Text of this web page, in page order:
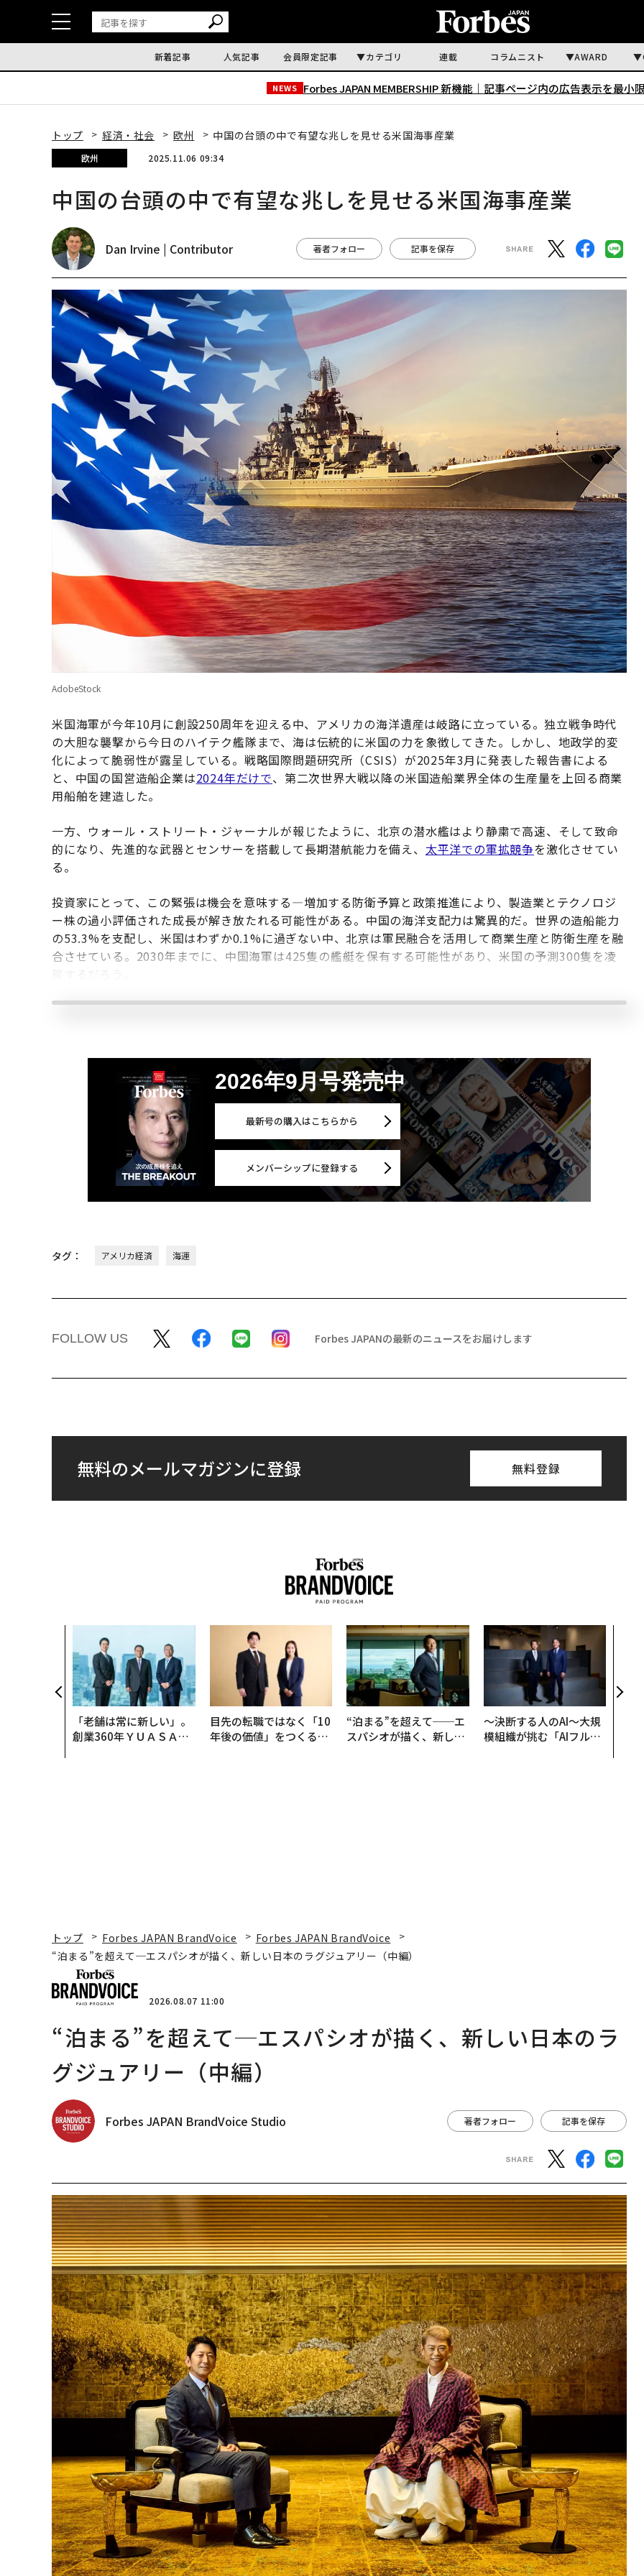
新着記事 人気記事 会員限定記事 カテゴリ 連載 コラムニスト AWARD
NEWS Forbes JAPAN MEMBERSHIP 新機能｜ 記事ページ内の広告表示を最小
トップ 経済・社会 欧州 中国の台頭の中で有望な兆しを見せる米国海事産業
欧州 2025.11.06 09:34
中国の台頭の中で有望な兆しを見せる米国海事産業
Dan Irvine | Contributor 著者フォロー 記事を保存
AdobeStock
米国海軍が今年10月に創設250周年を迎える中、アメリカの海洋遺産は岐路に立っている。独立戦争時代
の大胆な襲撃から今日のハイテク艦隊まで、海は伝統的に米国の力を象徴してきた。しかし、地政学的変
化によって脆弱性が露呈している。戦略国際問題研究所（CSIS）が2025年3月に発表した報告書による
と、中国の国営造船企業は2024年だけで、第二次世界大戦以降の米国造船業界全体の生産量を上回る商業
用船舶を建造した。
一方、ウォール・ストリート・ジャーナルが報じたように、北京の潜水艦はより静粛で高速、そして致命
的になり、先進的な武器とセンサーを搭載して長期潜航能力を備え、 太平洋での軍拡競争を激化させてい
る。
投資家にとって、この緊張は機会を意味する—増加する防衛予算と政策推進により、製造業とテクノロジ
ー株の過小評価された成長が解き放たれる可能性がある。中国の海洋支配力は驚異的だ。世界の造船能力
の53.3%を支配し、米国はわずか0.1%に過ぎない中、北京は軍民融合を活用して商業生産と防衛生産を融
合させている。2030年までに、中国海軍は425隻の艦艇を保有する可能性があり、米国の予測300隻を凌
2026年9月号発売中
最新号の購入はこちらから
メンバーシップに登録する
タグ： アメリカ経済 海運
FOLLOW US Forbes JAPANの最新のニュースをお届けします
無料のメールマガジンに登録 無料登録
「老舗は常に新しい」。
創業360年ＹＵＡＳＡと
目先の転職ではなく「10
年後の価値」をつくる─
“泊まる”を超えて──エ
スパシオが描く、新しい
〜決断する人のAI〜大規
模組織が挑む「AIフル実
くり
トップ Forbes JAPAN BrandVoice
Forbes JAPAN BrandVoice
“泊まる”を超えて─エスパシオが描く、新しい日本のラグジュアリー（中編）
2026.08.07 11:00
“泊まる”を超えて─エスパシオが描く、新しい日本のラ
グジュアリー（中編）
Forbes JAPAN BrandVoice Studio 著者フォロー 記事を保存